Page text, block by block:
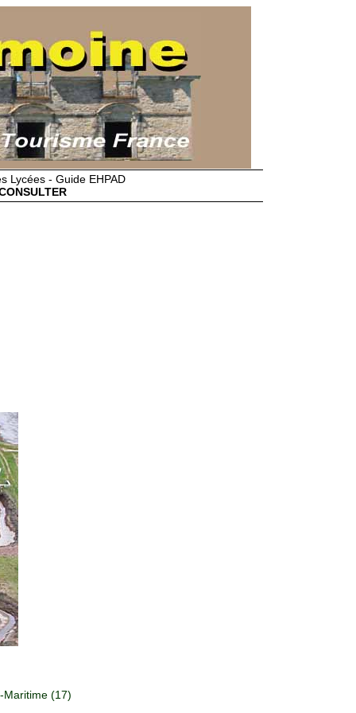
Lycées - Guide EHPAD
(17)